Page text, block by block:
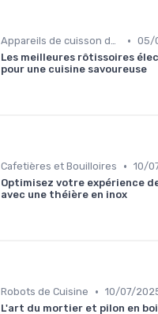
Appareils de cuisson de table • 05/
Les meilleures rôtissoires
pour une cuisine savoureuse
Cafetières et Bouilloires • 10/
Optimisez votre expérience
avec une théière en inox
Robots de Cuisine • 10/07/
L'art du mortier et pilon en